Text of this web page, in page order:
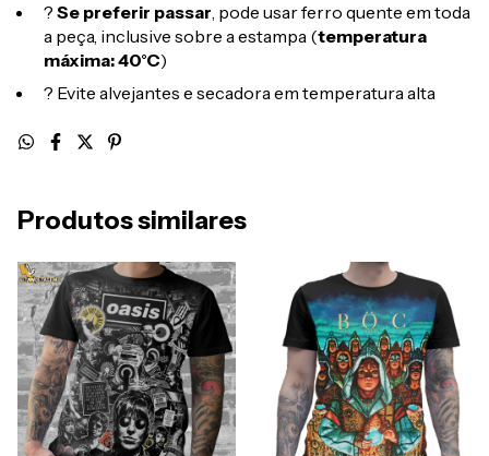
? Se preferir passar, pode usar ferro quente em toda
a peça, inclusive sobre a estampa (temperatura
máxima: 40°C)
? Evite alvejantes e secadora em temperatura alta
Produtos similares